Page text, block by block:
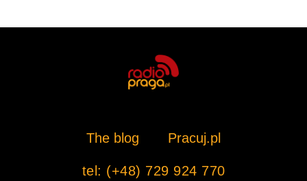
The blog Pracuj.pl
tel: (+48) 729 924 770